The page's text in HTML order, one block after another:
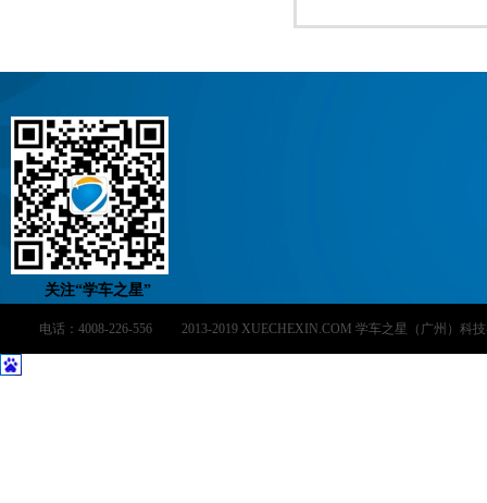
关注“学车之星”
电话：4008-226-556 2013-2019 XUECHEXIN.COM 学车之星（广州）